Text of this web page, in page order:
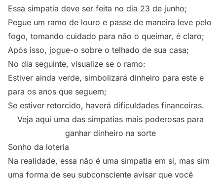
Essa simpatia deve ser feita no dia 23 de junho;
Pegue um ramo de louro e passe de maneira leve pelo
fogo, tomando cuidado para não o queimar, é claro;
Após isso, jogue-o sobre o telhado de sua casa;
No dia seguinte, visualize se o ramo:
Estiver ainda verde, simbolizará dinheiro para este e
para os anos que seguem;
Se estiver retorcido, haverá dificuldades financeiras.
Veja aqui uma das simpatias mais poderosas para
ganhar dinheiro na sorte
Sonho da loteria
Na realidade, essa não é uma simpatia em si, mas sim
uma forma de seu subconsciente avisar que você